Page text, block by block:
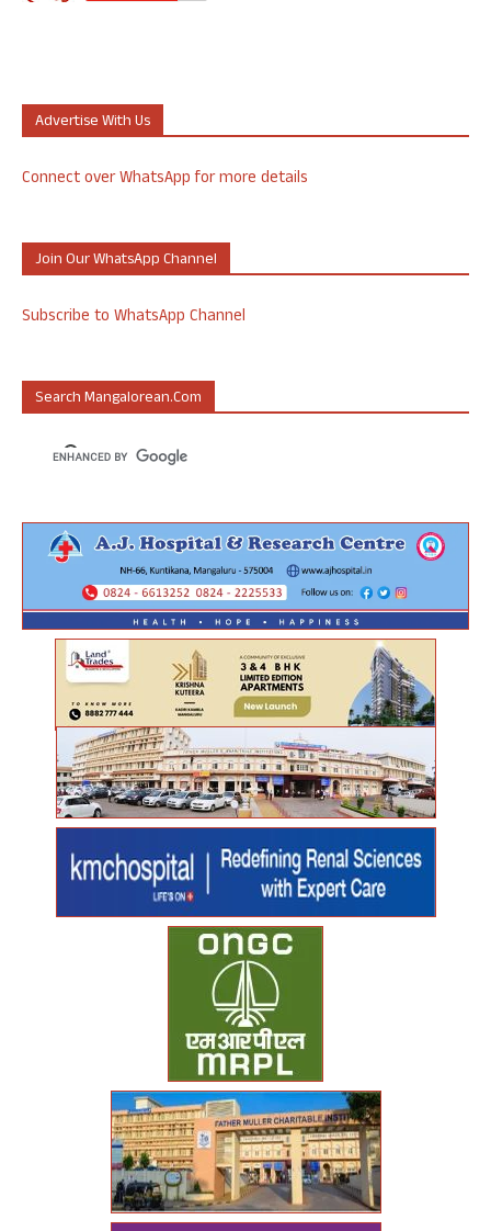
Advertise With Us
Connect over WhatsApp for more details
Join Our WhatsApp Channel
Subscribe to WhatsApp Channel
Search Mangalorean.com